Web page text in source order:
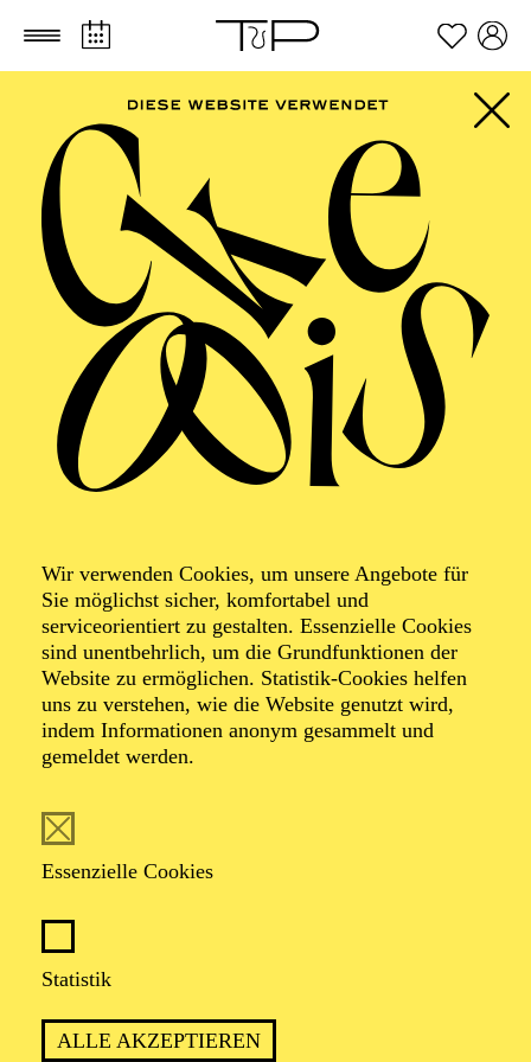
Zum Hauptinhalt springen Zum Footer springen
Wir verwenden Cookies, um unsere Angebote für
Sie möglichst sicher, komfortabel und
serviceorientiert zu gestalten. Essenzielle Cookies
sind unentbehrlich, um die Grundfunktionen der
Website zu ermöglichen. Statistik-Cookies helfen
uns zu verstehen, wie die Website genutzt wird,
indem Informationen anonym gesammelt und
gemeldet werden.
Essenzielle Cookies
Statistik
ALLE AKZEPTIEREN
Foto: Hakki Topcu
Torsten
Kindermann
Torsten Kindermann
zunächst ein Studium für Schulmusik (Hauptfach
Saxofon) an der Uni Dortmund. Während dieser Zeit
Boy School), deren Touren ihn durch Deutschland, die